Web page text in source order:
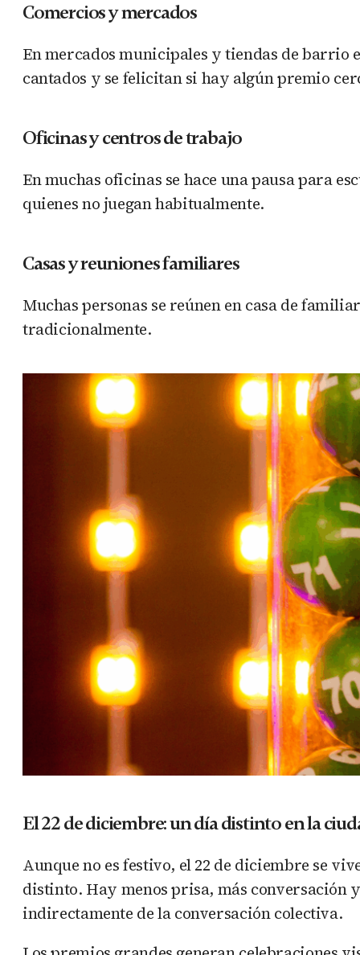
Comercios y mercados
En mercados municipales y tiendas de barrio
cantados y se felicitan si hay algún premio
Oficinas y centros de trabajo
En muchas oficinas se hace una pausa para
quienes no juegan habitualmente.
Casas y reuniones familiares
Muchas personas se reúnen en casa de
tradicionalmente.
El 22 de diciembre: un día distinto en la
Aunque no es festivo, el 22 de diciembre se
distinto. Hay menos prisa, más conversación
indirectamente de la conversación colectiva.